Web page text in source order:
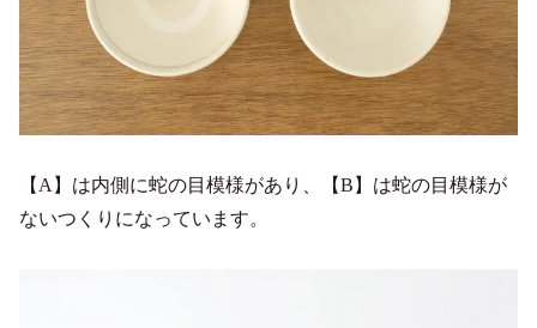
【A】は内側に蛇の目模様があり、【B】は蛇の目模様が
ないつくりになっています。